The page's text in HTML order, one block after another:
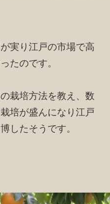
実り江戸の市場で高
たのです。
栽培方法を教え、数
培が盛んになり江戸
したそうです。